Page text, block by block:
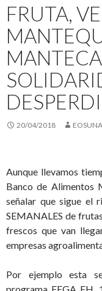
FRUTA,
20/04/2018
Aunque llevamos
Banco de Alimentos
señalar que sigue el
SEMANALES de
frescos que van
empresas
Por ejemplo esta